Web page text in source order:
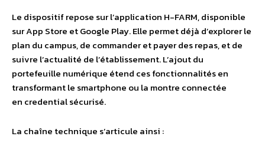
Le dispositif repose sur l’application H-FARM, disponible
sur App Store et Google Play. Elle permet déjà d’explorer le
plan du campus, de commander et payer des repas, et de
suivre l’actualité de l’établissement. L’ajout du
portefeuille numérique étend ces fonctionnalités en
transformant le smartphone ou la montre connectée
en credential sécurisé.
La chaîne technique s’articule ainsi :